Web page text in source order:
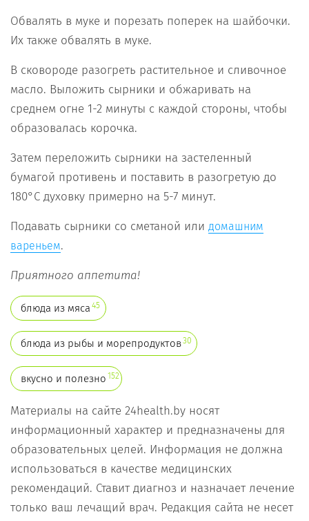
Обвалять в муке и порезать поперек на шайбочки.
Их также обвалять в муке.
В сковороде разогреть растительное и сливочное
масло. Выложить сырники и обжаривать на
среднем огне 1-2 минуты с каждой стороны, чтобы
образовалась корочка.
Затем переложить сырники на застеленный
бумагой противень и поставить в разогретую до
180°С духовку примерно на 5-7 минут.
Подавать сырники со сметаной или домашним
вареньем.
Приятного аппетита!
блюда из мяса 45
блюда из рыбы и морепродуктов30
вкусно и полезно 152
Материалы на сайте 24health.by носят
информационный характер и предназначены для
образовательных целей. Информация не должна
использоваться в качестве медицинских
рекомендаций. Ставит диагноз и назначает лечение
только ваш лечащий врач. Редакция сайта не несет